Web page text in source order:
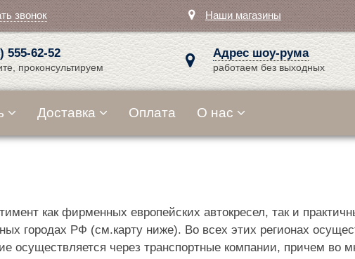
звонок Наши магазины
555-62-52
проконсультируем
Адрес шоу-рума
работаем без выходных
Доставка Оплата О нас
как фирменных европейских автокресел, так и
городах РФ (см.карту ниже). Во всех этих регионах
осуществляется через транспортные компании, причем во